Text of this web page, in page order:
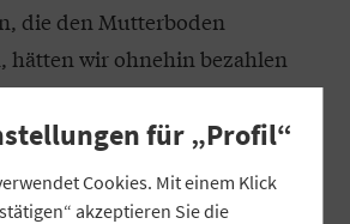
die den Mutterboden
hätten wir ohnehin bezahlen
ist nur die Arbeit der
Immerhin ist das
geräumt und wir können mit
für „Profil“
Cookies. Mit einem Klick
akzeptieren Sie die